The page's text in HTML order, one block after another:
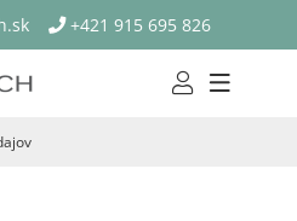
+421 915 695 826